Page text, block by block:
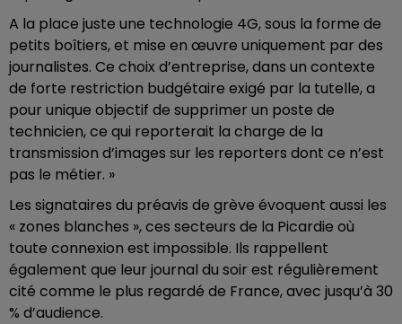
A la place juste une technologie 4G, sous la forme de
petits boîtiers, et mise en œuvre uniquement par des
journalistes. Ce choix d’entreprise, dans un contexte
de forte restriction budgétaire exigé par la tutelle, a
pour unique objectif de supprimer un poste de
technicien, ce qui reporterait la charge de la
transmission d’images sur les reporters dont ce n’est
pas le métier. »
Les signataires du préavis de grève évoquent aussi les
« zones blanches », ces secteurs de la Picardie où
toute connexion est impossible. Ils rappellent
également que leur journal du soir est régulièrement
cité comme le plus regardé de France, avec jusqu’à 30
% d’audience.